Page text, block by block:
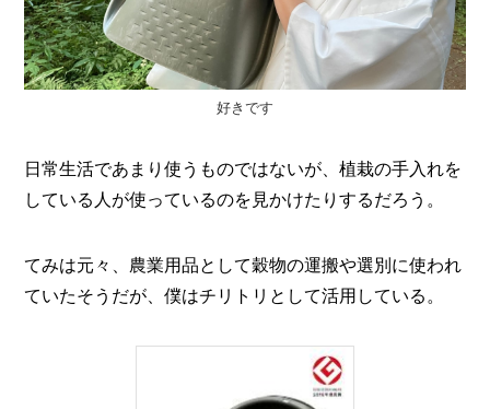
好きです
日常生活であまり使うものではないが、植栽の手入れを
している人が使っているのを見かけたりするだろう。
てみは元々、農業用品として穀物の運搬や選別に使われ
ていたそうだが、僕はチリトリとして活用している。